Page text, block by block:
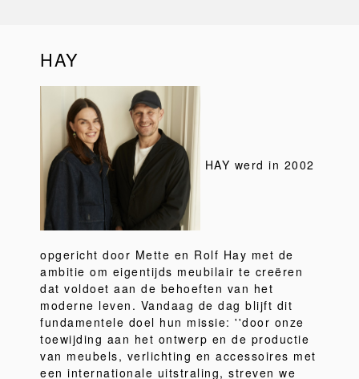
HAY
HAY werd in 2002
opgericht door Mette en Rolf Hay met de
ambitie om eigentijds meubilair te creëren
dat voldoet aan de behoeften van het
moderne leven. Vandaag de dag blijft dit
fundamentele doel hun missie: ''door onze
toewijding aan het ontwerp en de productie
van meubels, verlichting en accessoires met
een internationale uitstraling, streven we